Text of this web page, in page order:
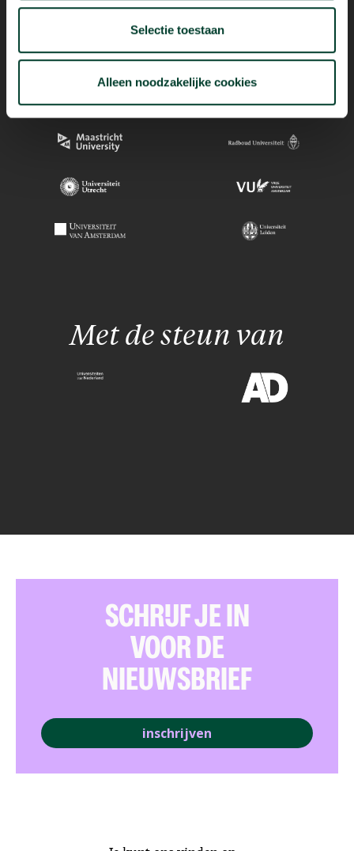
Selectie toestaan
Alleen noodzakelijke cookies
Met de steun van
SCHRIJF JE IN
VOOR DE
NIEUWSBRIEF
inschrijven